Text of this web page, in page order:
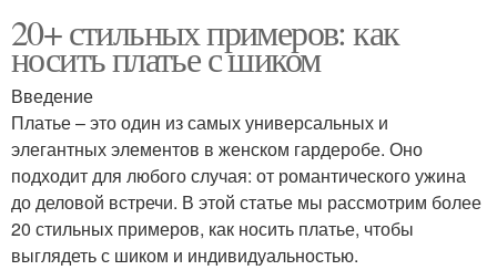
20+ стильных примеров: как
носить платье с шиком
Введение
Платье – это один из самых универсальных и
элегантных элементов в женском гардеробе. Оно
подходит для любого случая: от романтического ужина
до деловой встречи. В этой статье мы рассмотрим более
20 стильных примеров, как носить платье, чтобы
выглядеть с шиком и индивидуальностью.